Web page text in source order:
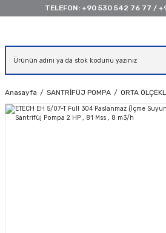
TELEFON: +90 530 542 76 77 /
Anasayfa SANTRİFÜJ POMPA ORTA